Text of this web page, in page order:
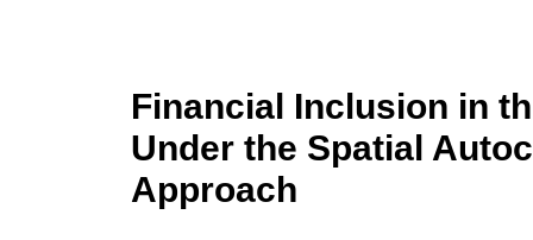
Financial Inclusion in
Under the Spatial
Approach